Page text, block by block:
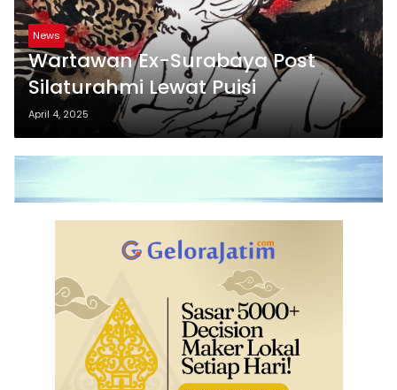
News
Wartawan Ex-Surabaya Post
Silaturahmi Lewat Puisi
April 4, 2025